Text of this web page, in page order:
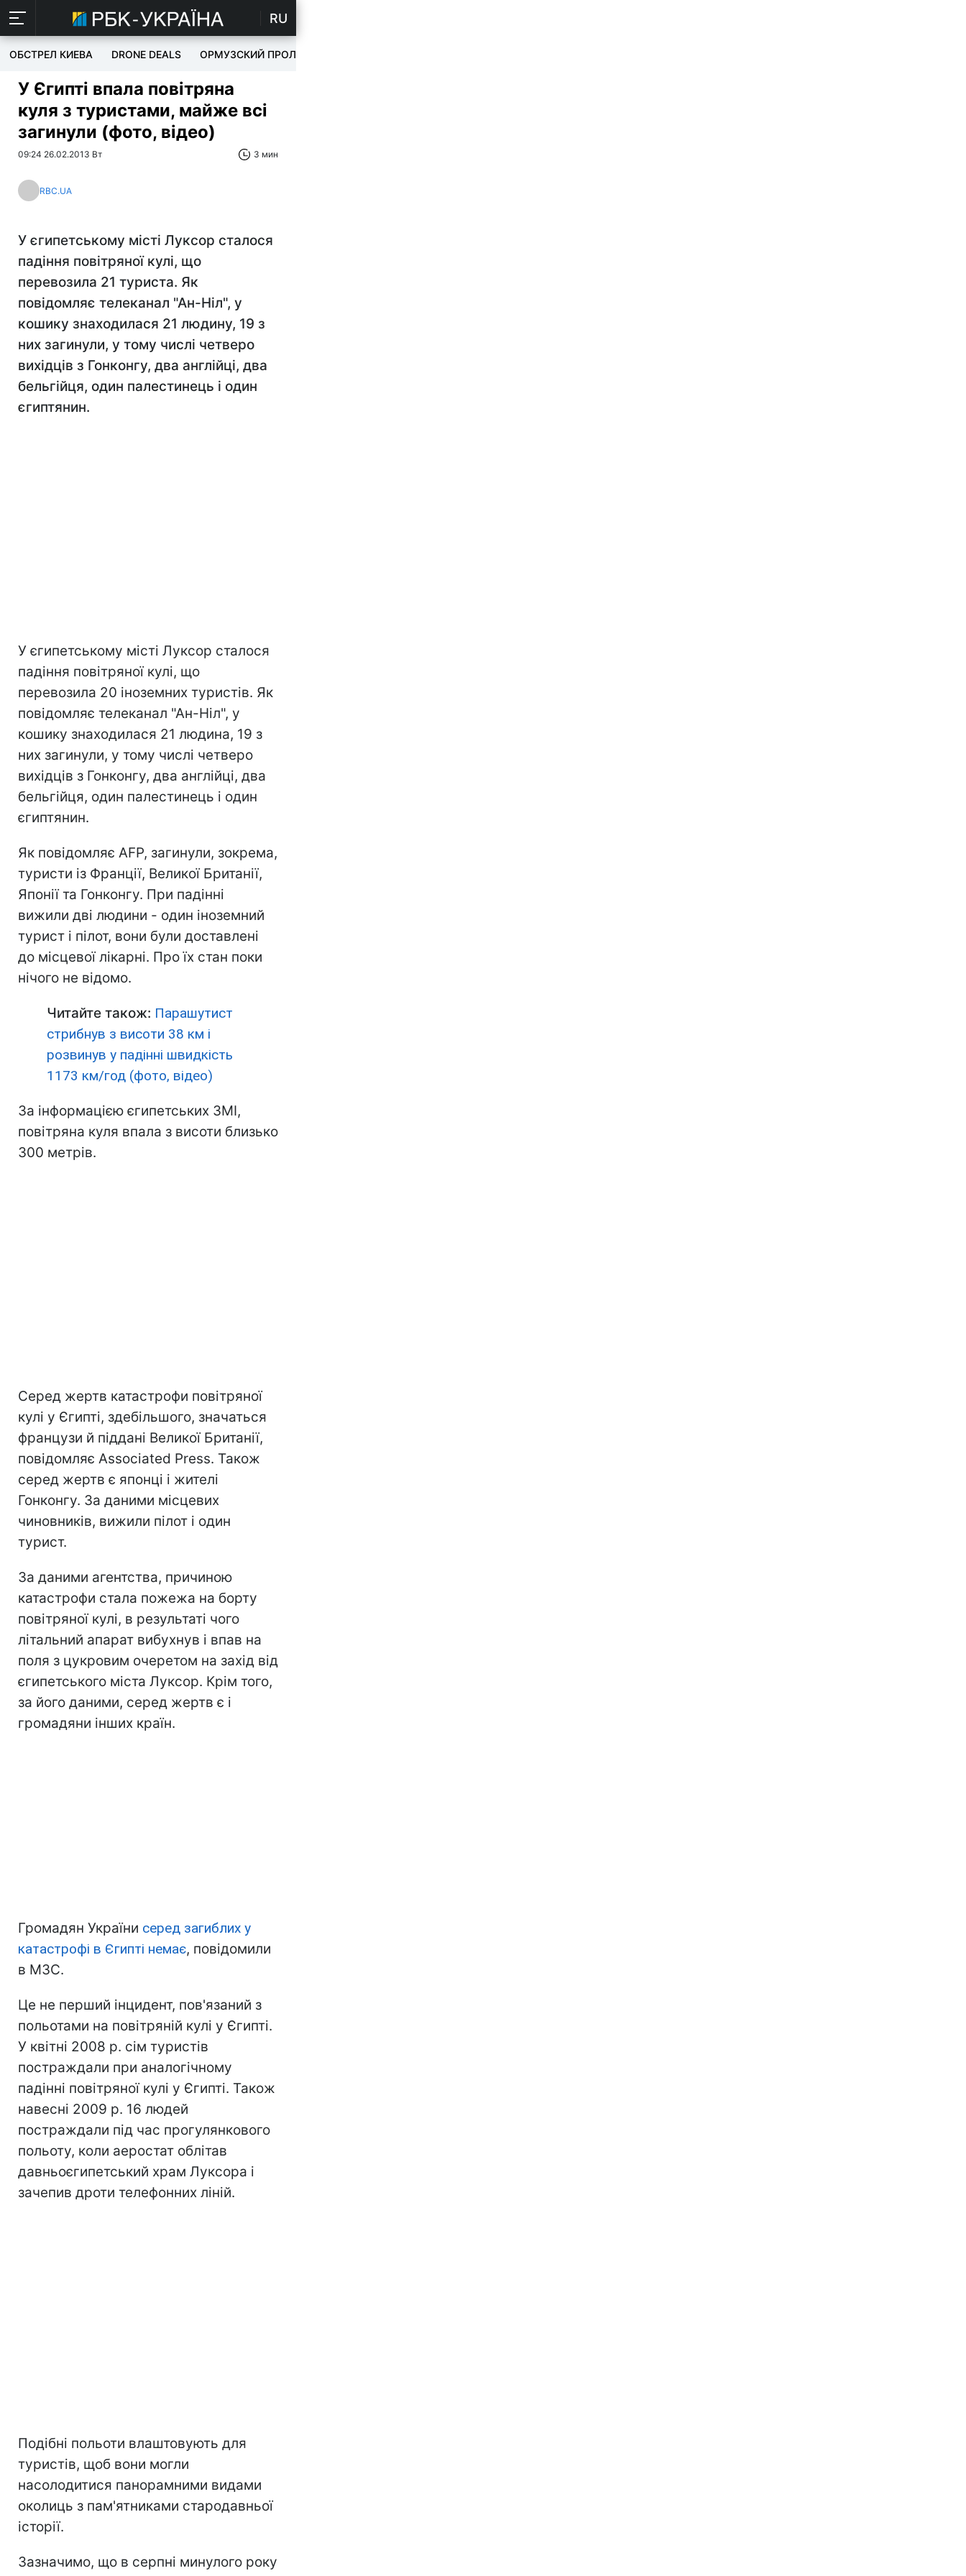
RU
ОБСТРЕЛ КИЕВА DRONE DEALS ОРМУЗСКИЙ ПРОЛИВ
У Єгипті впала повітряна
куля з туристами, майже всі
загинули (фото, відео)
09:24 26.02.2013 Вт 3 мин
RBC.UA
У єгипетському місті Луксор сталося
падіння повітряної кулі, що
перевозила 21 туриста. Як
повідомляє телеканал "Ан-Ніл", у
кошику знаходилася 21 людину, 19 з
них загинули, у тому числі четверо
вихідців з Гонконгу, два англійці, два
бельгійця, один палестинець і один
єгиптянин.
У єгипетському місті Луксор сталося
падіння повітряної кулі, що
перевозила 20 іноземних туристів. Як
повідомляє телеканал "Ан-Ніл", у
кошику знаходилася 21 людина, 19 з
них загинули, у тому числі четверо
вихідців з Гонконгу, два англійці, два
бельгійця, один палестинець і один
єгиптянин.
Як повідомляє AFP, загинули, зокрема,
туристи із Франції, Великої Британії,
Японії та Гонконгу. При падінні
вижили дві людини - один іноземний
турист і пілот, вони були доставлені
до місцевої лікарні. Про їх стан поки
нічого не відомо.
Читайте також: Парашутист
стрибнув з висоти 38 км і
розвинув у падінні швидкість
1173 км/год (фото, відео)
За інформацією єгипетських ЗМІ,
повітряна куля впала з висоти близько
300 метрів.
Серед жертв катастрофи повітряної
кулі у Єгипті, здебільшого, значаться
французи й піддані Великої Британії,
повідомляє Associated Press. Також
серед жертв є японці і жителі
Гонконгу. За даними місцевих
чиновників, вижили пілот і один
турист.
За даними агентства, причиною
катастрофи стала пожежа на борту
повітряної кулі, в результаті чого
літальний апарат вибухнув і впав на
поля з цукровим очеретом на захід від
єгипетського міста Луксор. Крім того,
за його даними, серед жертв є і
громадяни інших країн.
Громадян України серед загиблих у
катастрофі в Єгипті немає, повідомили
в МЗС.
Це не перший інцидент, пов'язаний з
польотами на повітряній кулі у Єгипті.
У квітні 2008 р. сім туристів
постраждали при аналогічному
падінні повітряної кулі у Єгипті. Також
навесні 2009 р. 16 людей
постраждали під час прогулянкового
польоту, коли аеростат облітав
давньоєгипетський храм Луксора і
зачепив дроти телефонних ліній.
Подібні польоти влаштовують для
туристів, щоб вони могли
насолодитися панорамними видами
околиць з пам'ятниками стародавньої
історії.
Зазначимо, що в серпні минулого року